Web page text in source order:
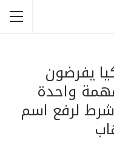
يفرضون
واحدة
لرفع اسم